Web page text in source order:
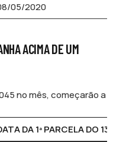
05/2020
ACIMA DE UM
no mês, começarão a
DA 1ª PARCELA DO